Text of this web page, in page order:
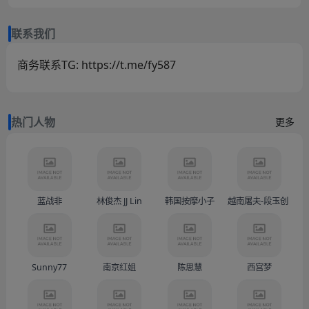
联系我们
商务联系TG: https://t.me/fy587
热门人物 更多
蓝战非 林俊杰 JJ Lin 韩国按摩小子 越南屠夫-段玉创（
Sunny77 南京红姐 陈思慧 西宫梦